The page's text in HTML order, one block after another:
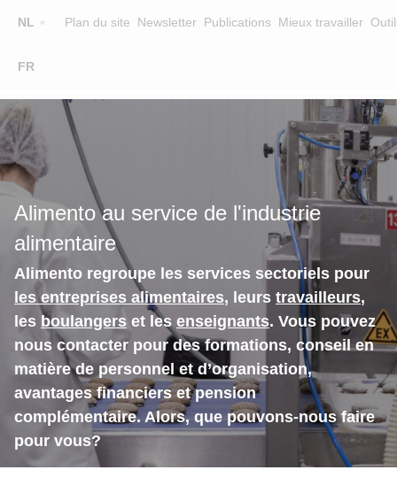
NL
FR
Plan du site Newsletter Publications Mieux travailler
Main
navigation
FORMATION
FORMATEURS
SUR ALIMENTO
EQUIPE
CONTACT
Alimento au service de l'industrie
alimentaire
Alimento regroupe les services sectoriels pour
les entreprises alimentaires, leurs travailleurs,
les boulangers et les enseignants. Vous pouvez
nous contacter pour des formations, conseil en
matière de personnel et d’organisation,
avantages financiers et pension
complémentaire. Alors, que pouvons-nous faire
pour vous?